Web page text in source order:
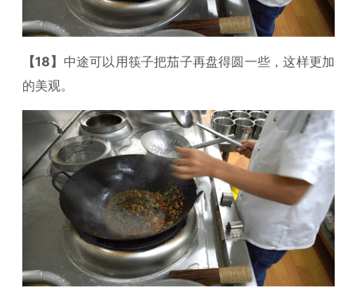
【18】 中途可以用筷子把茄子再盘得圆一些，这样更加
的美观。